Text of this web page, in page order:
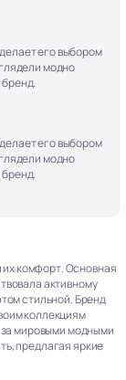
его выбором
модно
его выбором
модно
их комфорт. Основная
активному
стильной. Бренд
коллекциям
мировыми модными
предлагая яркие